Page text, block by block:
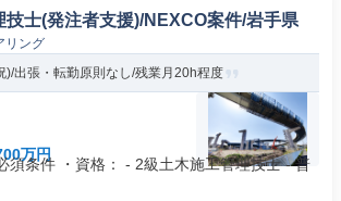
技士(発注者支援)/NEXCO案件/岩手県
リング
)/出張・転勤原則なし/残業月20h程度
万円
須条件 ・資格： - 2級土木施工管理技士 - 普